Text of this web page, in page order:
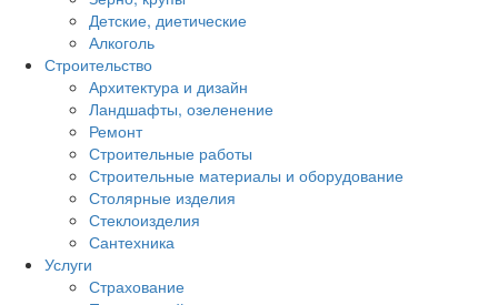
Детские, диетические
Алкоголь
Строительство
Архитектура и дизайн
Ландшафты, озеленение
Ремонт
Строительные работы
Строительные материалы и оборудование
Столярные изделия
Стеклоизделия
Сантехника
Услуги
Страхование